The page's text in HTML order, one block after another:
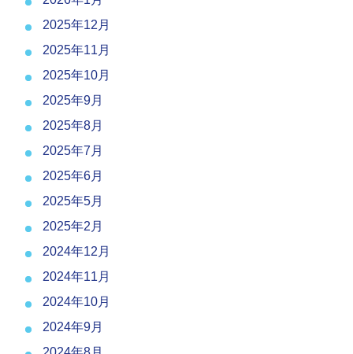
2025年12月
2025年11月
2025年10月
2025年9月
2025年8月
2025年7月
2025年6月
2025年5月
2025年2月
2024年12月
2024年11月
2024年10月
2024年9月